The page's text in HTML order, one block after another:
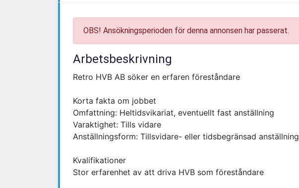
OBS! Ansökningsperioden för denna annonsen har passerat.
Arbetsbeskrivning
Retro HVB AB söker en erfaren föreståndare
Korta fakta om jobbet
Omfattning: Heltidsvikariat, eventuellt fast anställning
Varaktighet: Tills vidare
Anställningsform: Tillsvidare- eller tidsbegränsad anställning
Kvalifikationer
Stor erfarenhet av att driva HVB som föreståndare